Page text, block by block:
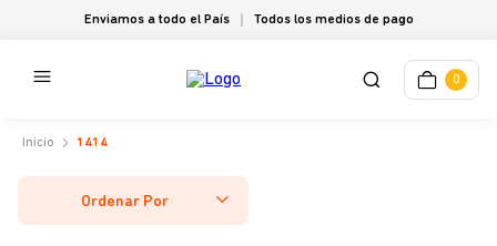
Enviamos a todo el País Todos los medios de pago
0
1414
Ordenar Por